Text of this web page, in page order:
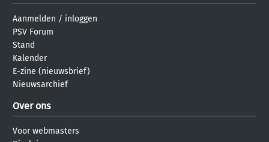
Aanmelden / inloggen
PSV Forum
Stand
Kalender
E-zine (nieuwsbrief)
Nieuwsarchief
Over ons
Voor webmasters